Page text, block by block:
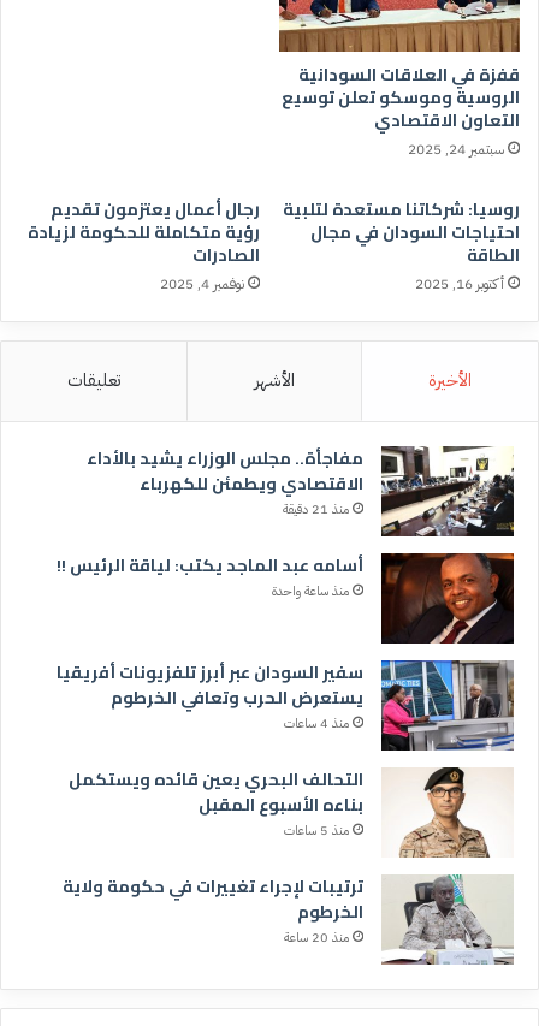
قفزة في العلاقات السودانية
الروسية وموسكو تعلن توسيع
التعاون الاقتصادي
سبتمبر 24, 2025
روسيا: شركاتنا مستعدة لتلبية
احتياجات السودان في مجال
الطاقة
أكتوبر 16, 2025
رجال أعمال يعتزمون تقديم
رؤية متكاملة للحكومة لزيادة
الصادرات
نوفمبر 4, 2025
الأخيرة الأشهر تعليقات
مفاجأة.. مجلس الوزراء يشيد بالأداء
الاقتصادي ويطمئن للكهرباء
منذ 21 دقيقة
أسامه عبد الماجد يكتب: لياقة الرئيس !!
منذ ساعة واحدة
سفير السودان عبر أبرز تلفزيونات أفريقيا
يستعرض الحرب وتعافي الخرطوم
منذ 4 ساعات
التحالف البحري يعين قائده ويستكمل
بناءه الأسبوع المقبل
منذ 5 ساعات
ترتيبات لإجراء تغييرات في حكومة ولاية
الخرطوم
منذ 20 ساعة